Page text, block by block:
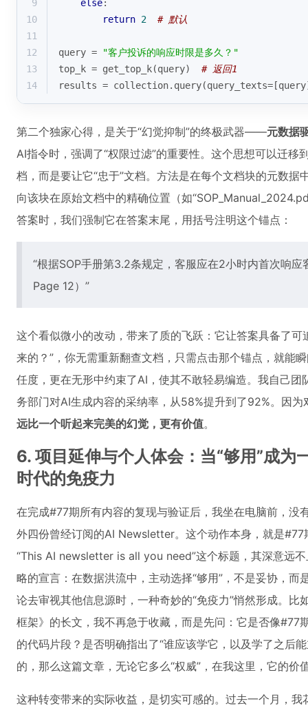
9 else:
10
return 2
# 默认
11
12
query =
"客户投诉的响应时限是多久？"
13
top_k = get_top_k(query) # 返回1
14
results =
第二个独家心得，是关于“幻觉抑制”的终极武器——元数据
AI指令时，强调了“权限过滤”的重要性。这个思想可以迁移
档，而是要让它“忠于”文档。方法是在每个文档块的元数据
向该块在原始文档中的精确位置（如
答案时，我们强制它在答案末尾，用括号注明这个锚点：
“根据SOP手册第3.2条规定，客服应在2小时内首次响
Page 12）”
这个看似微小的改动，带来了质的飞跃：它让答案具备了
来的？”，你无需重新翻查文档，只需点击那个锚点，就能
任度，更在无形中约束了AI，使其不敢轻易编造。我自己
务部门对AI生成内容的采纳率，从58%提升到了92%。因为
远比一个听起来完美的幻觉，更有价值。
6. 项目延伸与个人体会：当“够用”成为
时代的免疫力
在完成#77期所有内容的复现与验证后，我坐在电脑前，没
外四份曾经订阅的AI Newsletter。这个动作本身，就是
“This AI newsletter is all you need”这个标题，其深意远
略的宣言：在数据洪流中，主动选择“够用”，不是妥协，
论去审视其他信息源时，一种奇妙的“免疫力”悄然形成。
框架》的长文，我不再急于收藏，而是先问：它是否像#77
的代码片段？是否明确指出了“谁应该学它，以及学了之后
的，那么这篇文章，无论它多么“权威”，在我这里，它的价
这种转变带来的实际收益，是切实可感的。过去一个月，